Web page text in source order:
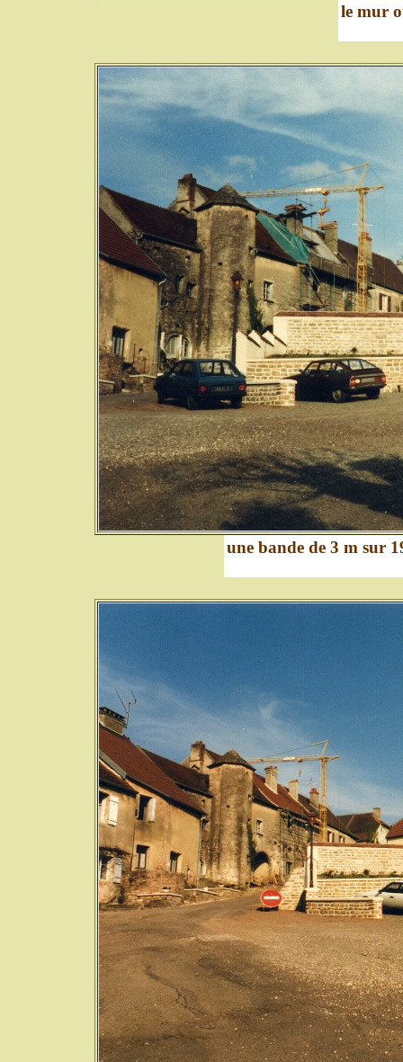
le mur
une bande de 3 m sur